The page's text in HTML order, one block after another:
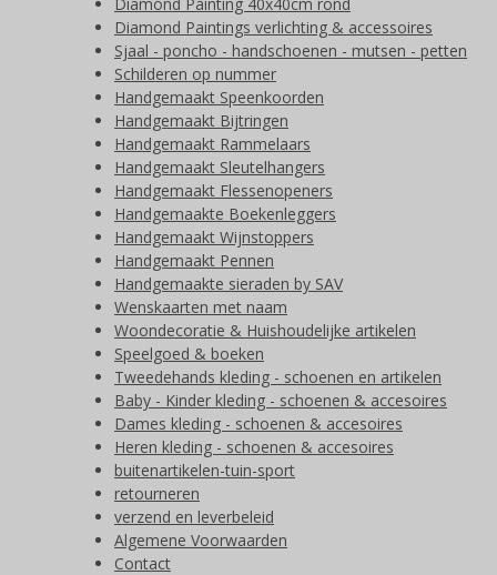
Diamond Paintings verlichting & accessoires
Sjaal - poncho - handschoenen - mutsen - petten
Schilderen op nummer
Handgemaakt Speenkoorden
Handgemaakt Bijtringen
Handgemaakt Rammelaars
Handgemaakt Sleutelhangers
Handgemaakt Flessenopeners
Handgemaakte Boekenleggers
Handgemaakt Wijnstoppers
Handgemaakt Pennen
Handgemaakte sieraden by SAV
Wenskaarten met naam
Woondecoratie & Huishoudelijke artikelen
Speelgoed & boeken
Tweedehands kleding - schoenen en artikelen
Baby - Kinder kleding - schoenen & accesoires
Dames kleding - schoenen & accesoires
Heren kleding - schoenen & accesoires
buitenartikelen-tuin-sport
retourneren
verzend en leverbeleid
Algemene Voorwaarden
Contact